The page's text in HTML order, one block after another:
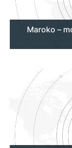
Maroko –